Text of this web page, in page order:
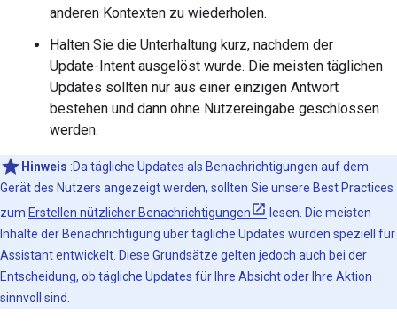
anderen Kontexten zu wiederholen.
Halten Sie die Unterhaltung kurz, nachdem der
Update-Intent ausgelöst wurde. Die meisten täglichen
Updates sollten nur aus einer einzigen Antwort
bestehen und dann ohne Nutzereingabe geschlossen
werden.
Hinweis :Da tägliche Updates als Benachrichtigungen auf dem
Gerät des Nutzers angezeigt werden, sollten Sie unsere Best Practices
zum Erstellen nützlicher Benachrichtigungen
lesen. Die meisten
Inhalte der Benachrichtigung über tägliche Updates wurden speziell für
Assistant entwickelt. Diese Grundsätze gelten jedoch auch bei der
Entscheidung, ob tägliche Updates für Ihre Absicht oder Ihre Aktion
sinnvoll sind.